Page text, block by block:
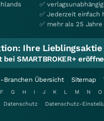
✅
✅ Jederzeit einfach
✅ mehr als 25
Ihre Lieblingsaktie
SMARTBROKER+
Branchen Übersicht Sitemap
F G H I J K L M N O
Datenschutz Datenschutz-